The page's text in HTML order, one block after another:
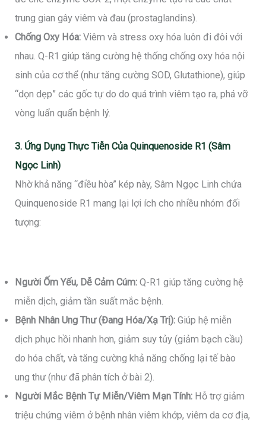
trung gian gây viêm và đau (prostaglandins).
Chống Oxy Hóa: Viêm và stress oxy hóa luôn đi đôi với
nhau. Q-R1 giúp tăng cường hệ thống chống oxy hóa nội
sinh của cơ thể (như tăng cường SOD, Glutathione), giúp
“dọn dẹp” các gốc tự do do quá trình viêm tạo ra, phá vỡ
vòng luẩn quẩn bệnh lý.
3. Ứng Dụng Thực Tiễn Của Quinquenoside R1 (Sâm
Ngọc Linh)
Nhờ khả năng “điều hòa” kép này, Sâm Ngọc Linh chứa
Quinquenoside R1 mang lại lợi ích cho nhiều nhóm đối
tượng:
Người Ốm Yếu, Dễ Cảm Cúm: Q-R1 giúp tăng cường hệ
miễn dịch, giảm tần suất mắc bệnh.
Bệnh Nhân Ung Thư (Đang Hóa/Xạ Trị): Giúp hệ miễn
dịch phục hồi nhanh hơn, giảm suy tủy (giảm bạch cầu)
do hóa chất, và tăng cường khả năng chống lại tế bào
ung thư (như đã phân tích ở bài 2).
Người Mắc Bệnh Tự Miễn/Viêm Mạn Tính: Hỗ trợ giảm
triệu chứng viêm ở bệnh nhân viêm khớp, viêm da cơ địa,